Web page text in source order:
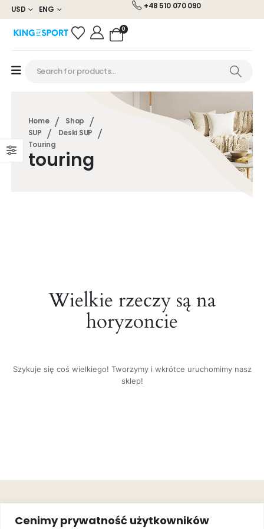
Cenimy prywatność użytkowników
USD ENG +48 510 070 090
0
Home
Shop
SUP
Deski SUP
Touring
touring
Wielkie rzeczy są na
horyzoncie
Szykuje się coś wielkiego! Tworzymy i wkrótce uruchomimy nasz
sklep!
JOIN OUR
MAILING
OBSŁUGA
KLIENTA
.